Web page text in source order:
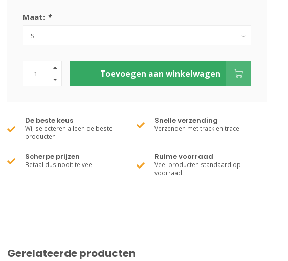
Maat: *
Toevoegen aan winkelwagen
De beste keus
Wij selecteren alleen de beste
producten
Snelle verzending
Verzenden met track en trace
Scherpe prijzen
Betaal dus nooit te veel
Ruime voorraad
Veel producten standaard op
voorraad
Gerelateerde producten